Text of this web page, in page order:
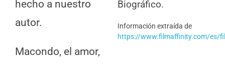
hecho a nuestro
autor.
Macondo, el amor,
Biográfico.
Información extraída de
https://www.filmaffinity.com/es/